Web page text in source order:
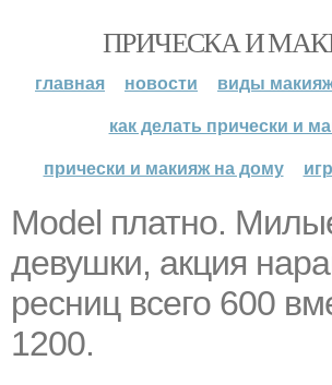
ПРИЧЕСКА И
главная новости
виды
как делать прически и
прически и макияж на дому
Model платно.
девушки, акция
ресниц всего 600
1200.